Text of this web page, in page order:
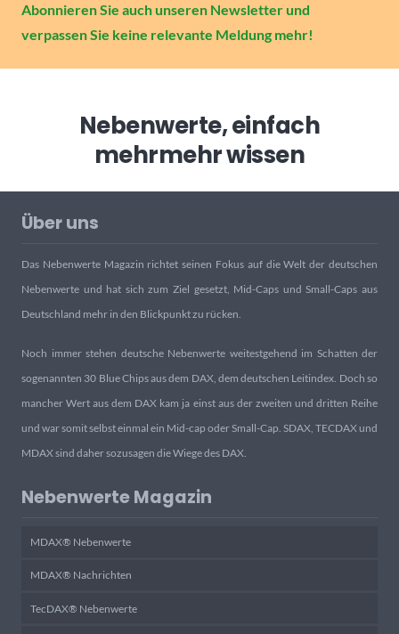
Abonnieren Sie auch unseren Newsletter und
verpassen Sie keine relevante Meldung mehr!
Nebenwerte, einfach
mehrmehr wissen
Über uns
Das Nebenwerte Magazin richtet seinen Fokus auf die Welt der deutschen
Nebenwerte und hat sich zum Ziel gesetzt, Mid-Caps und Small-Caps aus
Deutschland mehr in den Blickpunkt zu rücken.
Noch immer stehen deutsche Nebenwerte weitestgehend im Schatten der
sogenannten 30 Blue Chips aus dem DAX, dem deutschen Leitindex. Doch so
mancher Wert aus dem DAX kam ja einst aus der zweiten und dritten Reihe
und war somit selbst einmal ein Mid-cap oder Small-Cap. SDAX, TECDAX und
MDAX sind daher sozusagen die Wiege des DAX.
Nebenwerte Magazin
MDAX® Nebenwerte
MDAX® Nachrichten
TecDAX® Nebenwerte